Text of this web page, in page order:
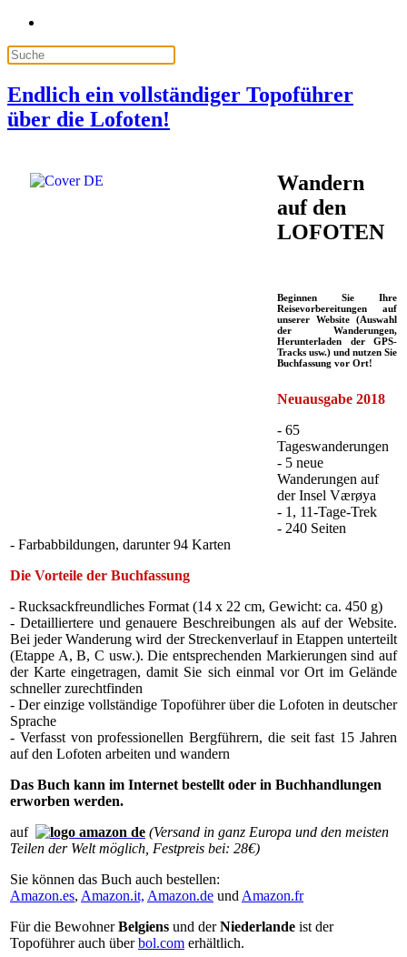
Endlich ein vollständiger Topoführer
über die Lofoten!
Wandern
auf den
LOFOTEN
Beginnen Sie Ihre
Reisevorbereitungen auf
unserer Website (Auswahl
der Wanderungen,
Herunterladen der GPS-
Tracks usw.) und nutzen Sie
Buchfassung vor Ort!
Neuausgabe 2018
- 65
Tageswanderungen
- 5 neue
Wanderungen auf
der Insel Værøya
- 1, 11-Tage-Trek
- 240 Seiten
- Farbabbildungen, darunter 94 Karten
Die Vorteile der Buchfassung
- Rucksackfreundliches Format (14 x 22 cm, Gewicht: ca. 450 g)
- Detailliertere und genauere Beschreibungen als auf der Website.
Bei jeder Wanderung wird der Streckenverlauf in Etappen unterteilt
(Etappe A, B, C usw.). Die entsprechenden Markierungen sind auf
der Karte eingetragen, damit Sie sich einmal vor Ort im Gelände
schneller zurechtfinden
- Der einzige vollständige Topoführer über die Lofoten in deutscher
Sprache
- Verfasst von professionellen Bergführern, die seit fast 15 Jahren
auf den Lofoten arbeiten und wandern
Das Buch kann im Internet bestellt oder in Buchhandlungen
erworben werden.
auf
(Versand in ganz Europa und den meisten
Teilen der Welt möglich, Festpreis bei: 28€)
Sie können das Buch auch bestellen:
Amazon.es, Amazon.it, Amazon.de und Amazon.fr
Für die BewohnerBelgiens und derNiederlande ist der
Topoführer auch überbol.com erhältlich.